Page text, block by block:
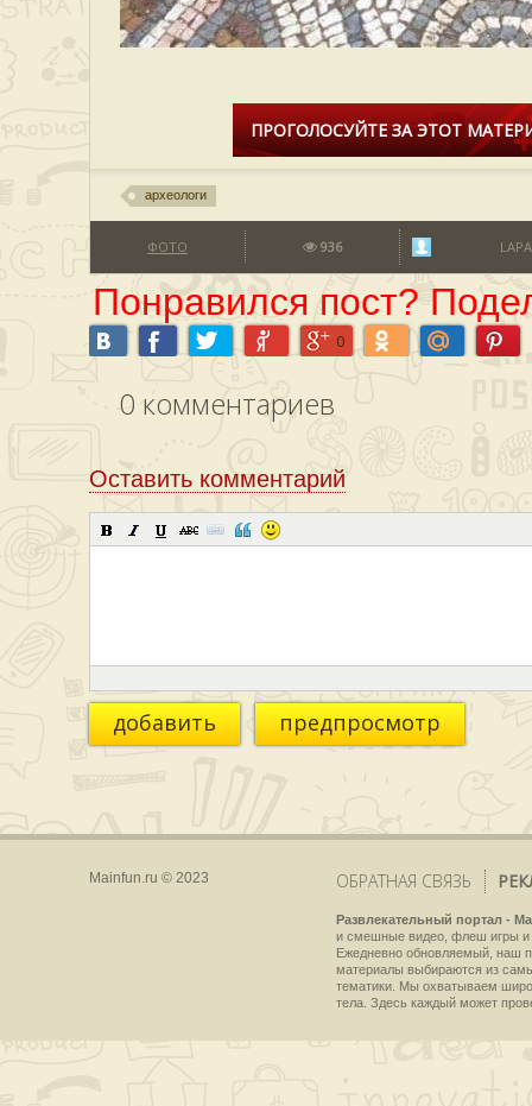
ПРОГОЛОСУЙТЕ ЗА ЭТОТ
археологи
ФОТО 936
Понравился пост?
0
0 комментариев
Оставить комментарий
добавить предпросмотр
Mainfun.ru © 2023 ОБРАТНАЯ СВЯЗЬ
Развлекательный портал -
и смешные видео, флеш игры и
Ежедневно обновляемый, наш
материалы выбираются из
тематики. Мы охватываем
тела. Здесь каждый может